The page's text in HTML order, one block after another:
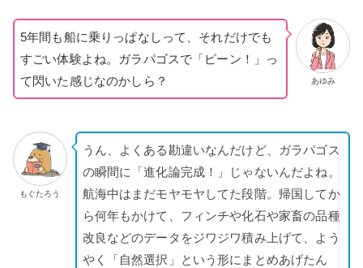
あゆみ
5年間も船に乗りっぱなしって、それだけでも
すごい体験よね。ガラパゴスで「ピーン！」っ
て閃いた感じなのかしら？
もぐたろう
うん、よくある勘違いなんだけど、ガラパゴス
の瞬間に「進化論完成！」じゃないんだよね。
航海中はまだモヤモヤしてた段階。帰国してか
ら何年もかけて、フィンチや化石や家畜の品種
改良などのデータをジワジワ積み上げて、よう
やく「自然選択」という形にまとめあげたん